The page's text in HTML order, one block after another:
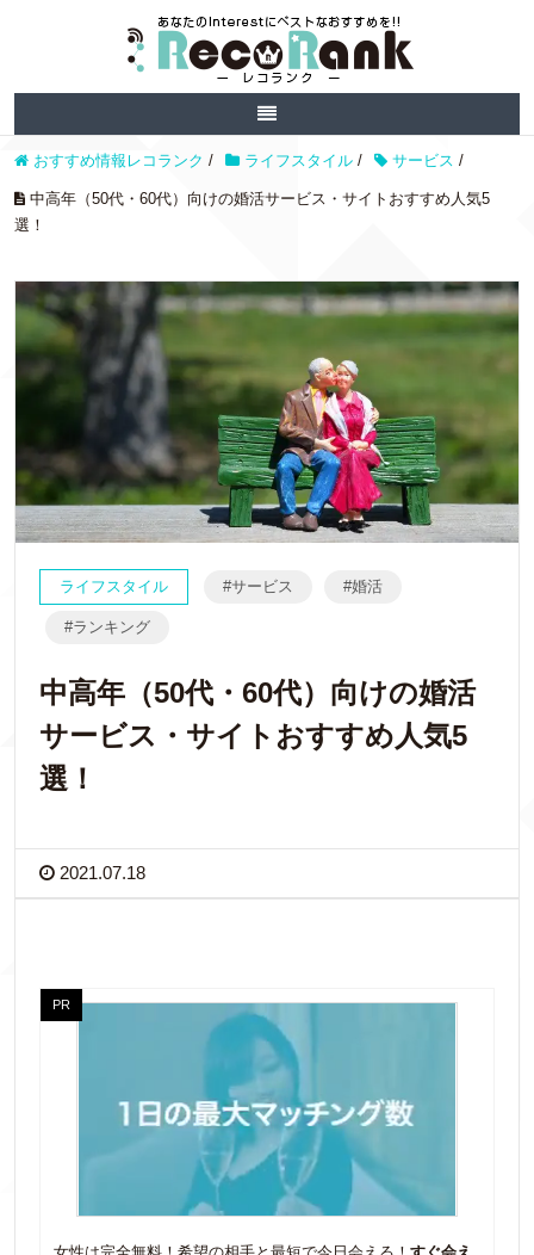
おすすめ情報レコランク / ライフスタイル / サービス /
中高年（50代・60代）向けの婚活サービス・サイトおすすめ人気5
選！
ライフスタイル サービス 婚活
ランキング
中高年（50代・60代）向けの婚活
サービス・サイトおすすめ人気5
選！
2021.07.18